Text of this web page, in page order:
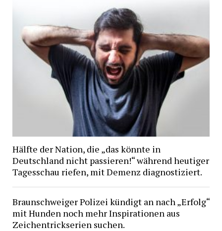
Hälfte der Nation, die „das könnte in
Deutschland nicht passieren!“ während heutiger
Tagesschau riefen, mit Demenz diagnostiziert.
Braunschweiger Polizei kündigt an nach „Erfolg“
mit Hunden noch mehr Inspirationen aus
Zeichentrickserien suchen.